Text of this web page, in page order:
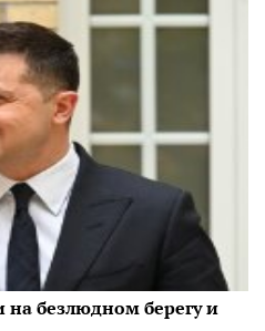
на безлюдном берегу и